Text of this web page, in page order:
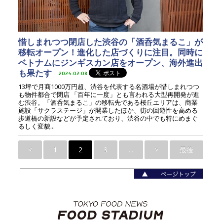
惜しまれつつ閉店した渋谷の「酒呑気まるこ」が
移転オープン！進化した店づくりに注目。同時に
ベトナムにジンギスカン店をオープン、海外進出
も果たす
2024.02.08
13坪で月商1000万円超、渋谷を代表する名酒場が惜しまれつつ
も物件都合で閉店 「百年に一度」とも言われる大型再開発が進
む渋谷。「酒呑気まるこ」の移転先である桜丘エリアは、商業
施設「サクラステージ」が開業したほか、街の回遊性を高める
歩道橋の新設などが予定されており、渋谷の中でも特にめまぐ
るしく変貌...
< 1 2 3 ... > 最後